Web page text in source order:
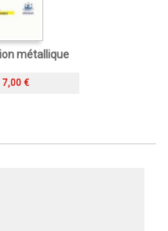
métallique
7,00 €